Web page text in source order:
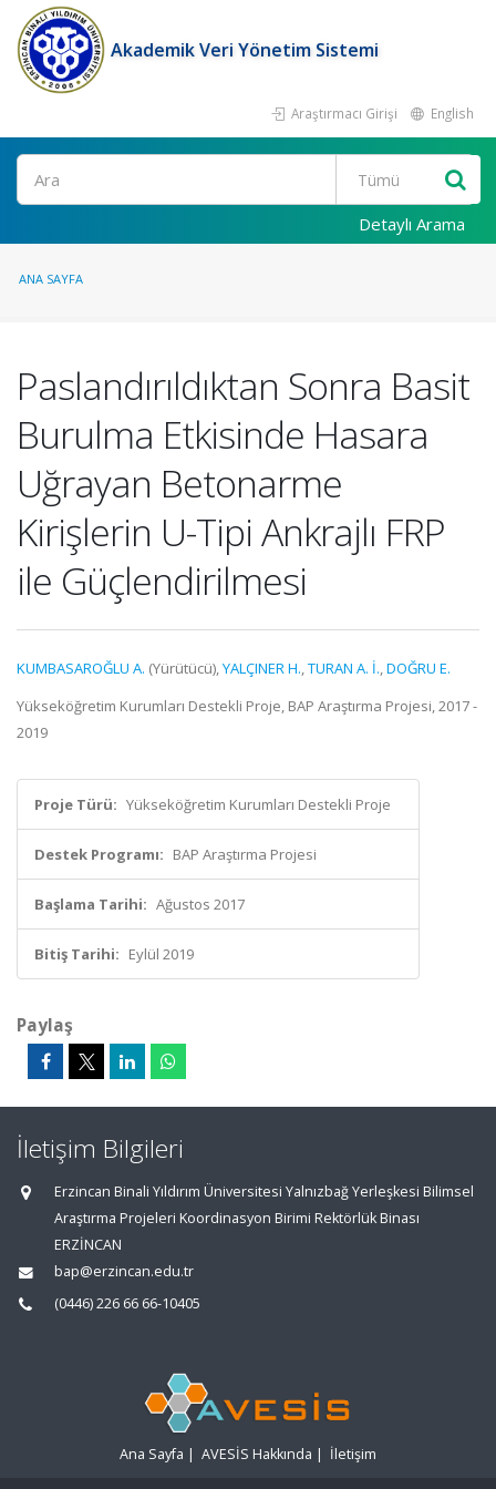
Akademik Veri Yönetim Sistemi
Araştırmacı Girişi English
Ara
Detaylı Arama
ANA SAYFA
Paslandırıldıktan Sonra Basit
Burulma Etkisinde Hasara
Uğrayan Betonarme
Kirişlerin U-Tipi Ankrajlı FRP
ile Güçlendirilmesi
KUMBASAROĞLU A. (Yürütücü),YALÇINER H.,TURAN A. İ.,DOĞRU E.
Yükseköğretim Kurumları Destekli Proje, BAP Araştırma Projesi, 2017 -
2019
Proje Türü: Yükseköğretim Kurumları Destekli Proje
Destek Programı: BAP Araştırma Projesi
Başlama Tarihi: Ağustos 2017
Bitiş Tarihi: Eylül 2019
Paylaş
İletişim Bilgileri
Erzincan Binali Yıldırım Üniversitesi Yalnızbağ Yerleşkesi Bilimsel
Araştırma Projeleri Koordinasyon Birimi Rektörlük Binası
ERZİNCAN
bap@erzincan.edu.tr
(0446) 226 66 66-10405
Ana Sayfa | AVESİS Hakkında | İletişim